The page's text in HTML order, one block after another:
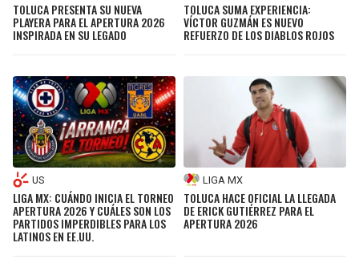
TOLUCA PRESENTA SU NUEVA
PLAYERA PARA EL APERTURA 2026
INSPIRADA EN SU LEGADO
TOLUCA SUMA EXPERIENCIA:
VÍCTOR GUZMÁN ES NUEVO
REFUERZO DE LOS DIABLOS ROJOS
US
LIGA MX: CUÁNDO INICIA EL TORNEO
APERTURA 2026 Y CUÁLES SON LOS
PARTIDOS IMPERDIBLES PARA LOS
LATINOS EN EE.UU.
LIGA MX
TOLUCA HACE OFICIAL LA LLEGADA
DE ERICK GUTIÉRREZ PARA EL
APERTURA 2026